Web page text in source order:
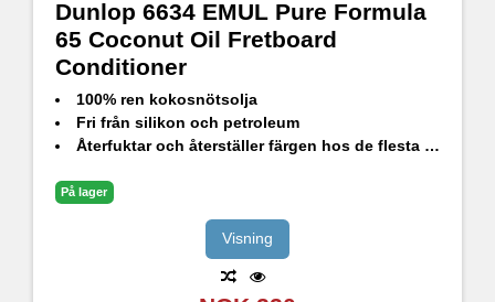
Dunlop 6634 EMUL Pure Formula
65 Coconut Oil Fretboard
Conditioner
100% ren kokosnötsolja
Fri från silikon och petroleum
Återfuktar och återställer färgen hos de flesta obehandlade träslag
På lager
Visning